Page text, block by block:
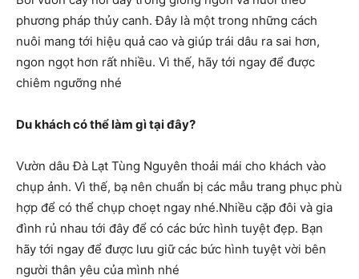
phương pháp thủy canh. Đây là một trong những cách
nuôi mang tới hiệu quả cao và giúp trái dâu ra sai hơn,
ngon ngọt hơn rất nhiều. Vì thế, hãy tới ngay để được
chiêm ngưỡng nhé
Du khách có thể làm gì tại đây?
Vườn dâu Đà Lạt Tùng Nguyên thoải mái cho khách vào
chụp ảnh. Vì thế, bạ nên chuẩn bị các mẫu trang phục phù
hợp để có thể chụp choẹt ngay nhé.Nhiều cặp đôi và gia
đình rủ nhau tới đây để có các bức hình tuyệt đẹp. Bạn
hãy tới ngay để được lưu giữ các bức hình tuyệt vời bên
người thân yêu của mình nhé